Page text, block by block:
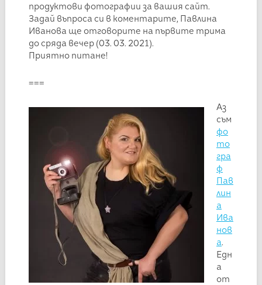
продуктови фотографии за вашия сайт.
Задай въпроса си в коментарите, Павлина
Иванова ще отговорите на първите трима
до сряда вечер (03. 03. 2021).
Приятно питане!
===
Аз
съм
фо
то
гра
ф
Пав
лин
а
Ива
нов
а.
Едн
а
от